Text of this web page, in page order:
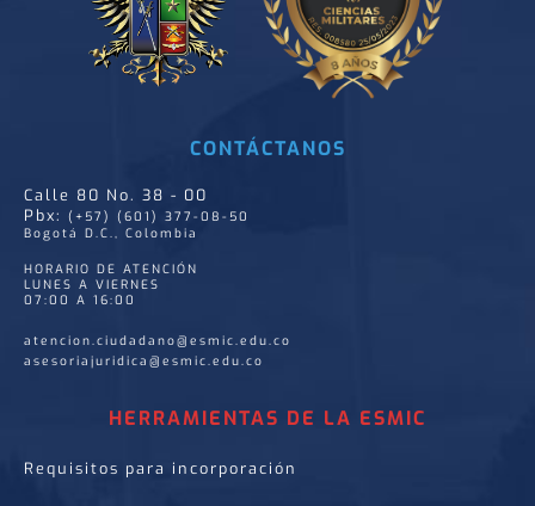
CONTÁCTANOS
Calle 80 No. 38 - 00
Pbx:
(+57) (601) 377-08-50
Bogotá D.C., Colombia
HORARIO DE ATENCIÓN
LUNES A VIERNES
07:00 A 16:00
atencion.ciudadano@esmic.edu.co
asesoriajuridica@esmic.edu.co
HERRAMIENTAS DE LA ESMIC
Requisitos para incorporación